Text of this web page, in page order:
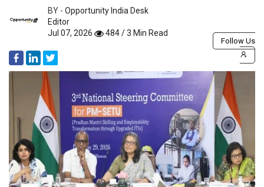
BY - Opportunity India Desk
Editor
Jul 07, 2026
484 / 3 Min Read
Follow Us